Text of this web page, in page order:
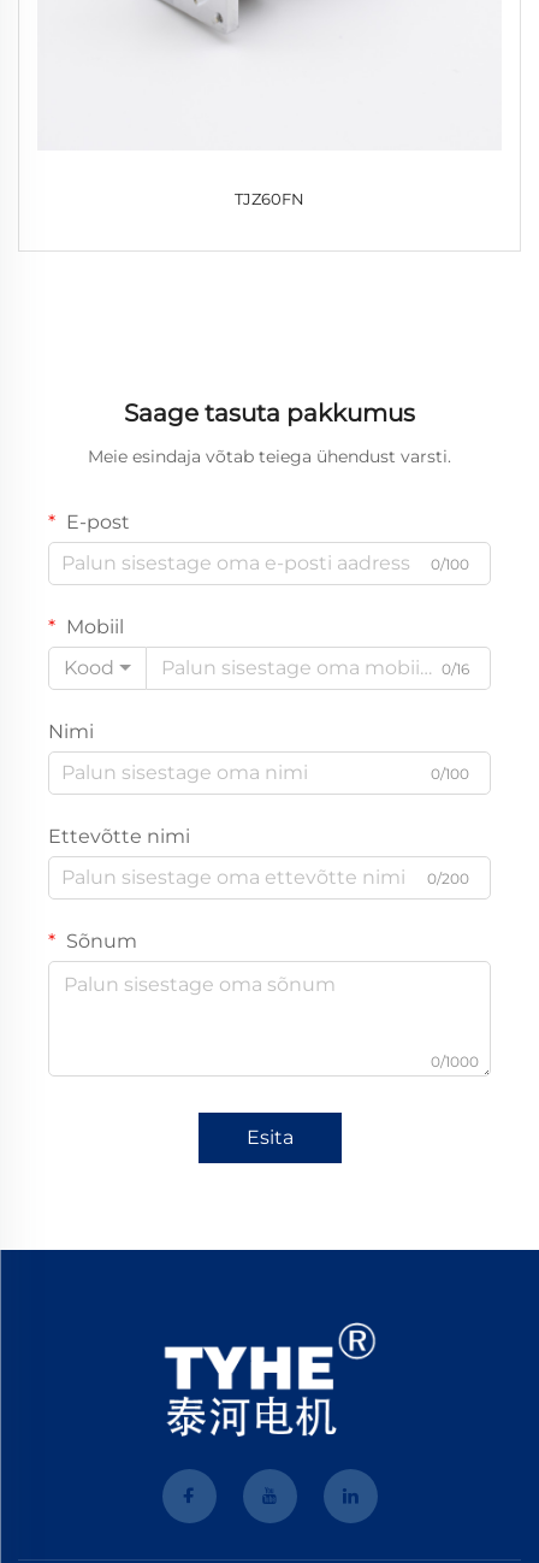
TJZ60FN
Saage tasuta pakkumus
Meie esindaja võtab teiega ühendust varsti.
E-post
0/100
Mobiil
Kood
0/16
Nimi
0/100
Ettevõtte nimi
0/200
Sõnum
0/1000
Esita